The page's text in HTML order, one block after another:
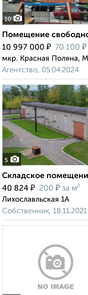
10
Помещение
10 997 000 ₽ 70 100 ₽
мкр. Красная Поляна,
Агентство, 05.04.2024
5
Складское
40 824 ₽ 200 ₽ за м²
Лихославльская 1А
Собственник, 18.11.2021